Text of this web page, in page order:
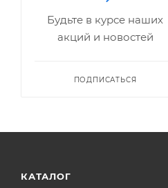
Будьте в курсе наших
акций и новостей
ПОДПИСАТЬСЯ
КАТАЛОГ